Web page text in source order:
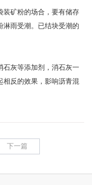
装矿粉的场合，要有储存
淋雨受潮。已结块受潮的
石灰等添加剂，消石灰一
相反的效果，影响沥青混
下一篇